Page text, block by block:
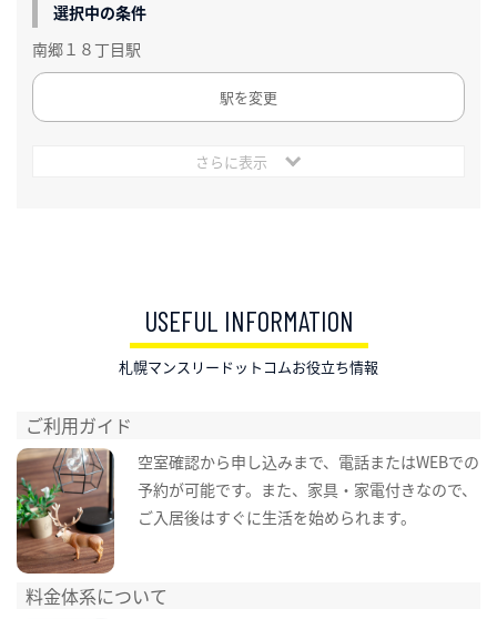
選択中の条件
南郷１８丁目駅
駅を変更
さらに表示
USEFUL INFORMATION
札幌マンスリードットコムお役立ち情報
ご利用ガイド
空室確認から申し込みまで、電話またはWEBでの
予約が可能です。また、家具・家電付きなので、
ご入居後はすぐに生活を始められます。
料金体系について